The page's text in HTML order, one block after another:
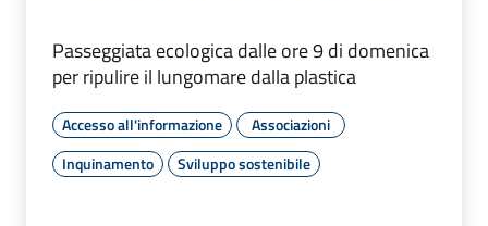
Passeggiata ecologica dalle ore 9 di domenica
per ripulire il lungomare dalla plastica
Accesso all'informazione
Associazioni
Inquinamento
Sviluppo sostenibile